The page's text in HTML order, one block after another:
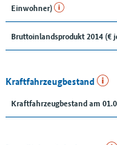
Einwohner)
Bruttoinlandsprodukt 2014 (€
Kraftfahrzeugbestand
Kraftfahrzeugbestand am